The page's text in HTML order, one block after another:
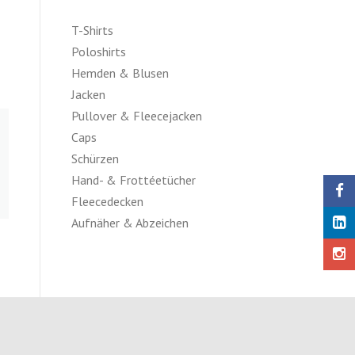
T-Shirts
Poloshirts
Hemden & Blusen
Jacken
Pullover & Fleecejacken
Caps
Schürzen
Hand- & Frottéetücher
Fleecedecken
Aufnäher & Abzeichen